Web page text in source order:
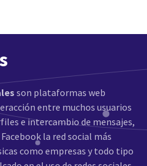
son plataformas web
entre muchos usuarios
e intercambio de mensajes,
la red social más
como empresas y todo tipo